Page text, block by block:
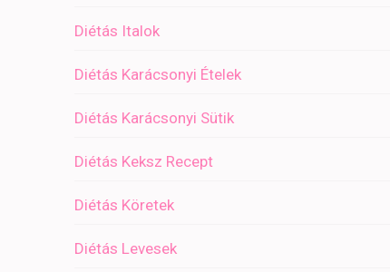
Diétás Italok
Diétás Karácsonyi Ételek
Diétás Karácsonyi Sütik
Diétás Keksz Recept
Diétás Köretek
Diétás Levesek